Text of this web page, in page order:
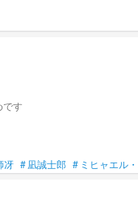
す
冴 #凪誠士郎 # ミヒャエル